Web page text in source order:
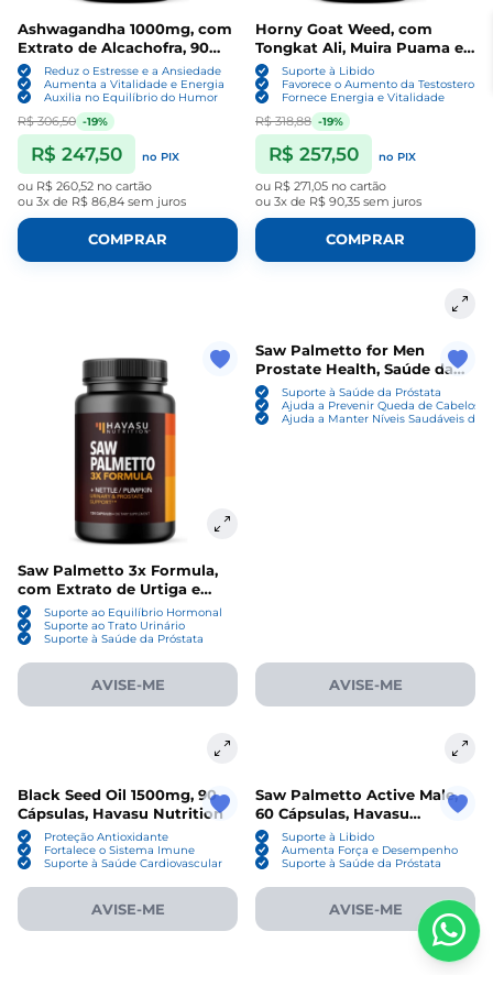
Ashwagandha 1000mg, com
Extrato de Alcachofra, 90
Cápsulas, Havasu Nutrition
Reduz o Estresse e a Ansiedade
Aumenta a Vitalidade e Energia
Auxilia no Equilíbrio do Humor
R$ 306,50 -19%
R$ 247,50 no PIX
ou R$ 260,52 no cartão
ou 3x de R$ 86,84 sem juros
COMPRAR
Horny Goat Weed, com
Tongkat Ali, Muira Puama e
Saw Palmetto, 60 Cápsulas,
Havasu Nutrition
Suporte à Libido
Favorece o Aumento da Testosterona
Fornece Energia e Vitalidade
R$ 318,88 -19%
R$ 257,50 no PIX
ou R$ 271,05 no cartão
ou 3x de R$ 90,35 sem juros
COMPRAR
Saw Palmetto 3x Formula,
com Extrato de Urtiga e
Semente de Abóbora, 120
Cápsulas, Havasu Nutrition
Suporte ao Equilíbrio Hormonal
Suporte ao Trato Urinário
Suporte à Saúde da Próstata
AVISE-ME
Saw Palmetto for Men
Prostate Health, Saúde da
Próstata, 100 Cápsulas,
Havasu Nutrition
Suporte à Saúde da Próstata
Ajuda a Prevenir Queda de Cabelos
Ajuda a Manter Níveis Saudáveis de
AVISE-ME
Black Seed Oil 1500mg, 90
Cápsulas, Havasu Nutrition
Proteção Antioxidante
Fortalece o Sistema Imune
Suporte à Saúde Cardiovascular
AVISE-ME
Saw Palmetto Active Male,
60 Cápsulas, Havasu
Nutrition
Suporte à Libido
Aumenta Força e Desempenho
Suporte à Saúde da Próstata
AVISE-ME